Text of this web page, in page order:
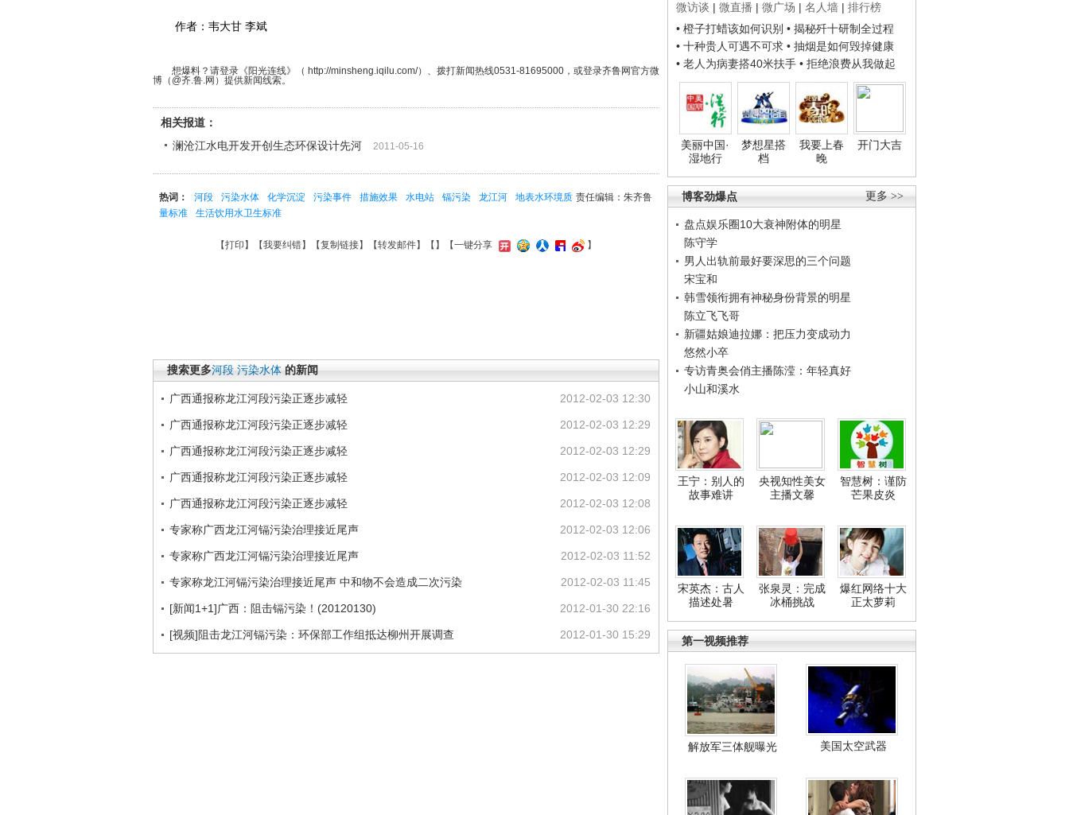
微访谈 | 微直播 | 微广场 | 名人墙 | 排行榜
• 橙子打蜡该如何识别 • 揭秘歼十研制全过程
• 十种贵人可遇不可求 • 抽烟是如何毁掉健康
• 老人为病妻搭40米扶手 • 拒绝浪费从我做起
美丽中国·
湿地行
梦想星搭
档
我要上春
晚
开门大吉
更多 >>
博客劲爆点
盘点娱乐圈10大衰神附体的明星
陈守学
男人出轨前最好要深思的三个问题
宋宝和
韩雪领衔拥有神秘身份背景的明星
陈立飞飞哥
新疆姑娘迪拉娜：把压力变成动力
悠然小卒
专访青奥会俏主播陈滢：年轻真好
小山和溪水
王宁：别人的
故事难讲
央视知性美女
主播文馨
智慧树：谨防
芒果皮炎
宋英杰：古人
描述处暑
张泉灵：完成
冰桶挑战
爆红网络十大
正太萝莉
第一视频推荐
解放军三体舰曝光 美国太空武器
作者：韦大甘 李斌
想爆料？请登录《阳光连线》（ http://minsheng.iqilu.com/）、拨打新闻热线0531-81695000，或登录齐鲁网官方微
博（@齐.鲁.网）提供新闻线索。
相关报道：
澜沧江水电开发开创生态环保设计先河
2011-05-16
责任编辑：朱齐鲁
热词： 河段 污染水体 化学沉淀 污染事件 措施效果 水电站 镉污染 龙江河
地表水环境质
量标准
生活饮用水卫生标准
【打印 】【我要纠错】【复制链接】【转发邮件】【 】 【一键分享 】
搜索更多河段 污染水体 的新闻
2012-02-03 12:30
广西通报称龙江河段污染正逐步减轻
2012-02-03 12:29
广西通报称龙江河段污染正逐步减轻
2012-02-03 12:29
广西通报称龙江河段污染正逐步减轻
2012-02-03 12:09
广西通报称龙江河段污染正逐步减轻
2012-02-03 12:08
广西通报称龙江河段污染正逐步减轻
2012-02-03 12:06
专家称广西龙江河镉污染治理接近尾声
2012-02-03 11:52
专家称广西龙江河镉污染治理接近尾声
2012-02-03 11:45
专家称龙江河镉污染治理接近尾声 中和物不会造成二次污染
2012-01-30 22:16
[新闻1+1]广西：阻击镉污染！(20120130)
2012-01-30 15:29
[视频]阻击龙江河镉污染：环保部工作组抵达柳州开展调查